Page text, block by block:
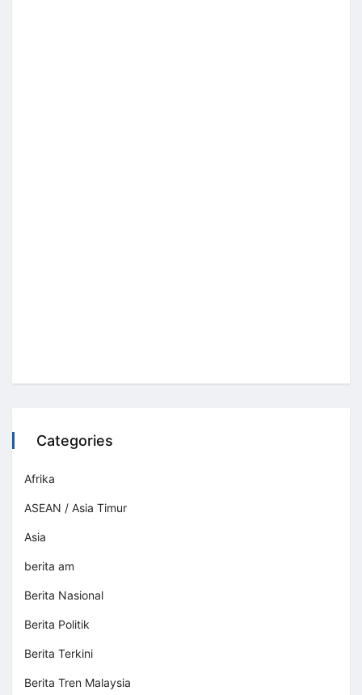
Categories
Afrika
ASEAN / Asia Timur
Asia
berita am
Berita Nasional
Berita Politik
Berita Terkini
Berita Tren Malaysia